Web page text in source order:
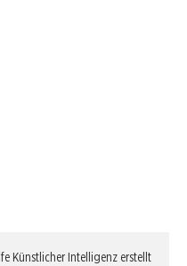
Künstlicher Intelligenz erstellt